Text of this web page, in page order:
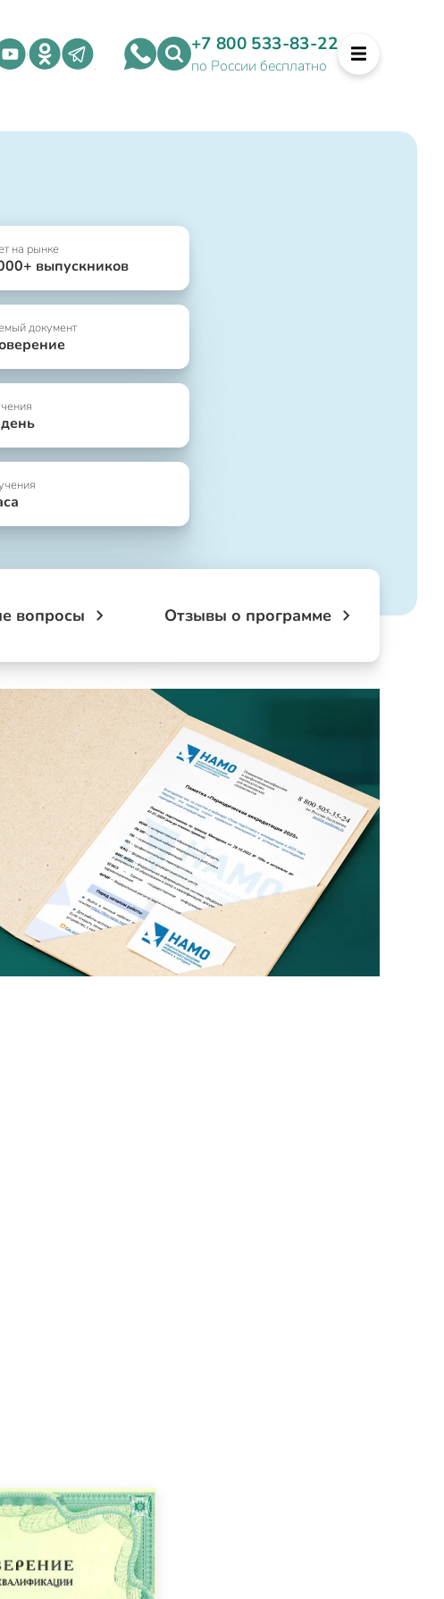
+7 800 533-83-22
по России бесплатно
на рынке
выпускников
документ
вопросы Отзывы о программе